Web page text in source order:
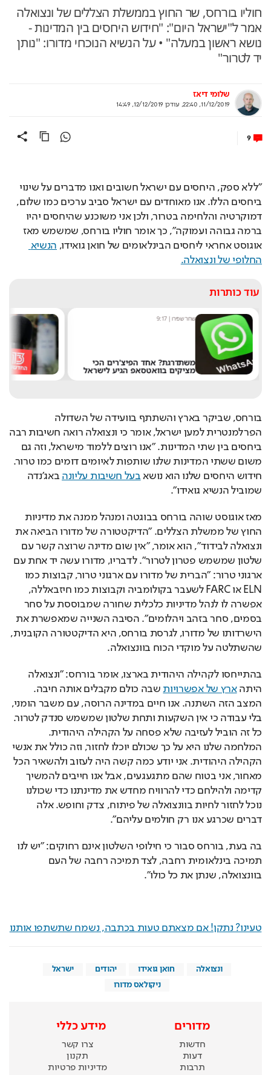
חוליו בורחס, שר החוץ בממשלת הצללים של ונצואלה
אמר ל"ישראל היום": "חידוש היחסים בין המדינות -
נושא ראשון במעלה" • על הנשיא הנוכחי מדורו: "נותן
יד לטרור"
שלומי דיאז
11/12/2019, 22:40
,עודכן12/12/2019, 14:49
9
"ללא ספק, היחסים עם ישראל חשובים ואנו מדברים על שינוי
ביחסים הללו. אנו מאוחדים עם ישראל סביב ערכים כמו שלום,
דמוקרטיה והלחימה בטרור, ולכן אני משוכנע שהיחסים יהיו
ברמה גבוהה ועמוקה", כך אומר חוליו בורחס, שמשמש מאז
אוגוסט אחראי ליחסים הבינלאומים של חואן גואידו,
הנשיא
החלופי של ונצואלה.
עוד כותרות
שחר שפירו|
9:17
משתדרגת? אחד הפיצ'רים הכי
מציקים בוואטסאפ הגיע לישראל
בורחס, שביקר בארץ והשתתף בוועידה של השדולה
הפרלמנטרית למען ישראל, אומר כי ונצואלה רואה חשיבות רבה
ביחסים בין שתי המדינות. "אנו רוצים ללמוד מישראל, וזה גם
משום ששתי המדינות שלנו שותפות לאיומים דומים כמו טרור.
חידוש היחסים שלנו הוא נושא בעל חשיבות עליונה
באג'נדה
שמוביל הנשיא גואידו".
מאז אוגוסט שוהה בורחס בבוגטה ומנהל ממנה את מדיניות
החוץ של ממשלת הצללים. "הדיקטטורה של מדורו הביאה את
ונצואלה לבידוד", הוא אומר, "אין שום מדינה שרוצה קשר עם
שלטון שמשמש פטרון לטרור". לדבריו, מדורו עשה יד אחת עם
ארגוני טרור: "הברית של מדורו עם ארגוני טרור, קבוצות כמו
ELN או FARC לשעבר בקולומביה וקבוצות כמו חיזבאללה,
אפשרה לו לנהל מדיניות כלכלית שחורה שמבוססת על סחר
בסמים, סחר בזהב ויהלומים". הסיבה השנייה שמאפשרת את
הישרדותו של מדורו, לגרסת בורחס, היא הדיקטטורה הקובנית,
שהשתלטה על מוקדי הכוח בוונצואלה.
בהתייחסו לקהילה היהודית בארצו, אומר בורחס: "ונצואלה
היתה ארץ של אפשרויות
שבה כולם מקבלים אותה חיבה.
המצב הזה השתנה. אנו חיים במדינה הרוסה, עם משבר הומני,
בלי עבודה כי אין השקעות ותחת שלטון שמשמש סנדק לטרור.
כל זה הוביל לעזיבה שלא פסחה על הקהילה היהודית.
המלחמה שלנו היא על כך שכולם יוכלו לחזור, וזה כולל את אנשי
הקהילה היהודית. אני יודע כמה קשה היה לעזוב ולהשאיר הכל
מאחור, אני בטוח שהם מתגעגעים, אבל אנו חייבים להמשיך
קדימה ולהילחם כדי להרוויח מחדש את מדינתנו כדי שכולנו
נוכל לחזור לחיות בוונצואלה של פיתוח, צדק וחופש. אלה
דברים שכרגע אנו רק חולמים עליהם".
בה בעת, בורחס סבור כי חילופי השלטון אינם רחוקים: "יש לנו
תמיכה בינלאומית רחבה, לצד תמיכה רחבה של העם
בוונצואלה, שנתן את כל כולו".
טעינו? נתקן! אם מצאתם טעות בכתבה, נשמח שתשתפו אותנו
ונצואלה חואן גואידו יהודים
ישראל
ניקולאס מדורו
מדורים
חדשות
דעות
תרבות
מידע כללי
צרו קשר
תקנון
מדיניות פרטיות